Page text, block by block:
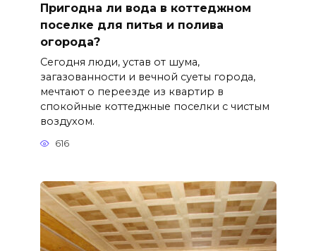
Пригодна ли вода в коттеджном
поселке для питья и полива
огорода?
Сегодня люди, устав от шума,
загазованности и вечной суеты города,
мечтают о переезде из квартир в
спокойные коттеджные поселки с чистым
воздухом.
616